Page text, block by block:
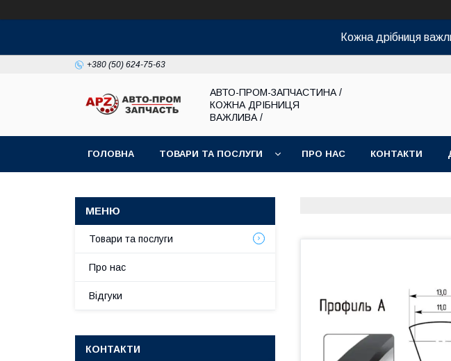
Кожна дрібниця
+380 (50) 624-75-63
АВТО-ПРОМ-ЗАПЧАСТИНА /
КОЖНА ДРІБНИЦЯ
ВАЖЛИВА /
ГОЛОВНА ТОВАРИ ТА ПОСЛУГИ ПРО НАС КОНТАКТИ
Товари та послуги
Про нас
Відгуки
КОНТАКТИ